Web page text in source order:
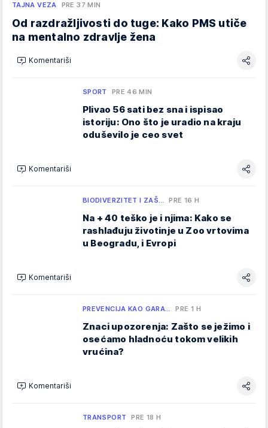
TAJNA VEZA PRE 37 MIN
Od razdražljivosti do tuge: Kako PMS utiče
na mentalno zdravlje žena
Komentariši
SPORT PRE 46 MIN
Plivao 56 sati bez sna i ispisao
istoriju: Ono što je uradio na kraju
oduševilo je ceo svet
Komentariši
BIODIVERZITET I ZAŠ… PRE 16 H
Na + 40 teško je i njima: Kako se
rashlađuju životinje u Zoo vrtovima
u Beogradu, i Evropi
Komentariši
PREVENCIJA KAO GARA… PRE 1 H
Znaci upozorenja: Zašto se ježimo i
osećamo hladnoću tokom velikih
vrućina?
Komentariši
TRANSPORT PRE 18 H